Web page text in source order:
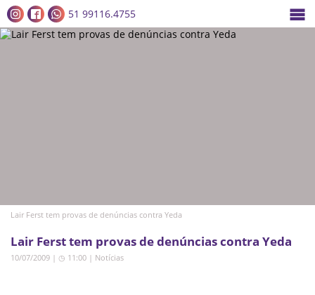
51 99116.4755
Lair Ferst tem provas de denúncias contra Yeda
Lair Ferst tem provas de denúncias contra Yeda
10/07/2009 | ◷ 11:00 | Notícias